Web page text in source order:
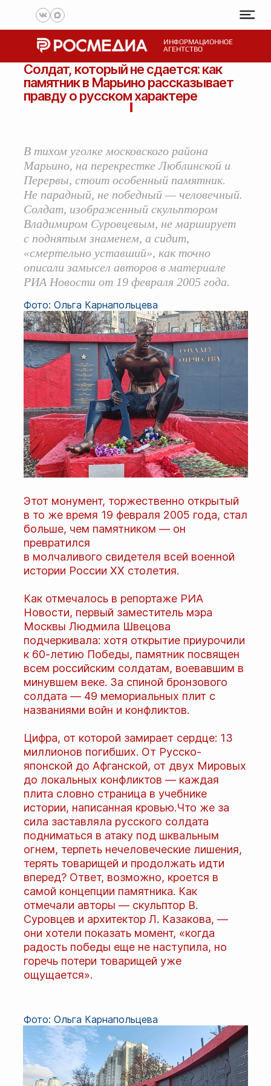
ИНФОРМАЦИОННОЕ
АГЕНТСТВО
Солдат, который не сдается: как
памятник в Марьино рассказывает
правду о русском характере
В тихом уголке московского района
Марьино, на перекрестке Люблинской и
Перервы, стоит особенный памятник.
Не парадный, не победный — человечный.
Солдат, изображенный скульптором
Владимиром Суровцевым, не марширует
с поднятым знаменем, а сидит,
«смертельно уставший», как точно
описали замысел авторов в материале
РИА Новости от 19 февраля 2005 года.
Фото: Ольга Карнапольцева
Этот монумент, торжественно открытый
в то же время 19 февраля 2005 года, стал
больше, чем памятником — он
превратился
в молчаливого свидетеля всей военной
истории России XX столетия.
Как отмечалось в репортаже РИА
Новости, первый заместитель мэра
Москвы Людмила Швецова
подчеркивала: хотя открытие приурочили
к 60-летию Победы, памятник посвящен
всем российским солдатам, воевавшим в
минувшем веке. За спиной бронзового
солдата — 49 мемориальных плит с
названиями войн и конфликтов.
Цифра, от которой замирает сердце: 13
миллионов погибших. От Русско-
японской до Афганской, от двух Мировых
до локальных конфликтов — каждая
плита словно страница в учебнике
истории, написанная кровью.Что же за
сила заставляла русского солдата
подниматься в атаку под шквальным
огнем, терпеть нечеловеческие лишения,
терять товарищей и продолжать идти
вперед? Ответ, возможно, кроется в
самой концепции памятника. Как
отмечали авторы — скульптор В.
Суровцев и архитектор Л. Казакова, —
они хотели показать момент, «когда
радость победы еще не наступила, но
горечь потери товарищей уже
ощущается».
Фото: Ольга Карнапольцева